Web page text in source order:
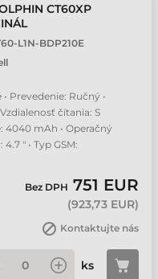
CT60XP
L1N-BDP210E
Prevedenie: Ručný •
čítania: S
4040 mAh • Operačný
" • Typ GSM:
Bez DPH 751 EUR
(923,73 EUR)
Kontaktujte nás
ks